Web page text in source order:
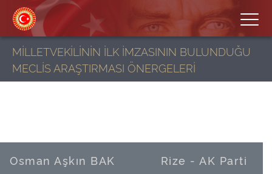
MİLLETVEKİLİNİN İLK İMZASININ BULUNDUĞU
MECLİS ARAŞTIRMASI ÖNERGELERİ
Osman Aşkın BAK Rize - AK Parti